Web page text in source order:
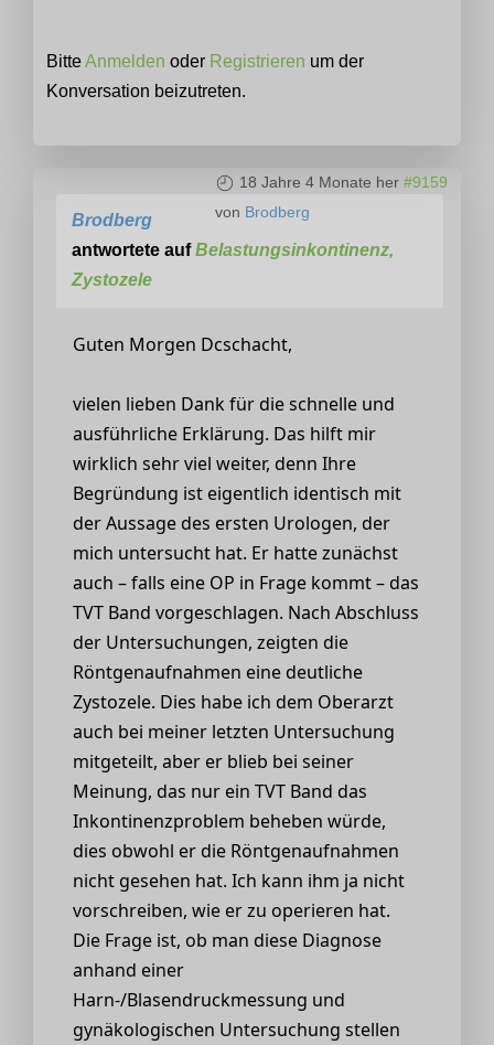
BitteAnmelden oder Registrieren um der
Konversation beizutreten.
18 Jahre 4 Monate her #9159
von Brodberg
Brodberg
antwortete aufBelastungsinkontinenz,
Zystozele
Guten Morgen Dcschacht,
vielen lieben Dank für die schnelle und
ausführliche Erklärung. Das hilft mir
wirklich sehr viel weiter, denn Ihre
Begründung ist eigentlich identisch mit
der Aussage des ersten Urologen, der
mich untersucht hat. Er hatte zunächst
auch – falls eine OP in Frage kommt – das
TVT Band vorgeschlagen. Nach Abschluss
der Untersuchungen, zeigten die
Röntgenaufnahmen eine deutliche
Zystozele. Dies habe ich dem Oberarzt
auch bei meiner letzten Untersuchung
mitgeteilt, aber er blieb bei seiner
Meinung, das nur ein TVT Band das
Inkontinenzproblem beheben würde,
dies obwohl er die Röntgenaufnahmen
nicht gesehen hat. Ich kann ihm ja nicht
vorschreiben, wie er zu operieren hat.
Die Frage ist, ob man diese Diagnose
anhand einer
Harn-/Blasendruckmessung und
gynäkologischen Untersuchung stellen